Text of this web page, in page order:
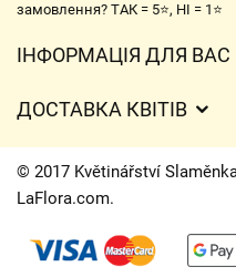
замовлення? ТАК = 5⭐, НІ = 1⭐
ІНФОРМАЦІЯ ДЛЯ ВАС
Захист персональних
Час доставки квітів –
ДОСТАВКА КВІТІВ
Вартість доставки
Куди ми доставляємо
Контакти
© 2017 Květinářství
LaFlora.com.